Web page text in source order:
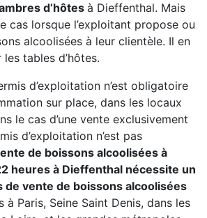
d’hôtes à Dieffenthal. Mais
cas lorsque l’exploitant propose ou
alcoolisées à leur clientèle. Il en
tables d’hôtes.
d’exploitation n’est obligatoire
sur place, dans les locaux
le cas d’une vente exclusivement
d’exploitation n’est pas
de boissons alcoolisées à
heures à Dieffenthal nécessite un
de vente de boissons alcoolisées
à Paris, Seine Saint Denis, dans les